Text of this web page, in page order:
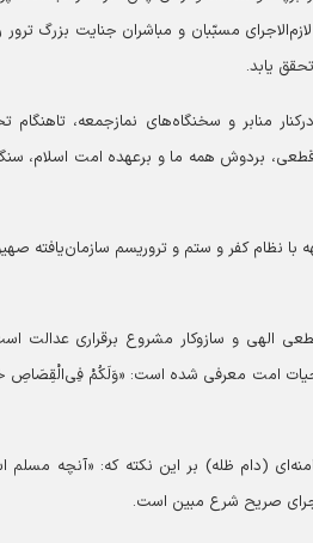
مسبّبان و مباشران جنایت بزرگ ترور
یابد.
منابر و سخنگاه‌های نمازجمعه، تاهنگام
بردوش همه ما و برعهده امت اسلام،
با نظام کفر و ستم و تروریسم سازمان‌یافته
الهی و سازوکار مشروع برقراری عدالت
امت معرفی شده است: «وَلَکُمْ فِی‌الْقِصَاصِ
(دام ظله) بر این نکته که: «آنچه مسلم
اجرای صریح شرع مبین است.